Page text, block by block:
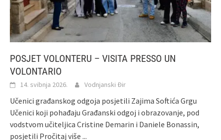
POSJET VOLONTERU – VISITA PRESSO UN
VOLONTARIO
14. svibnja 2026. Vodnjanski Đir
Učenici građanskog odgoja posjetili Zajima Softića Grgu
Učenici koji pohađaju Građanski odgoj i obrazovanje, pod
vodstvom učiteljica Cristine Demarin i Daniele Bonassin,
posjetili Pročitaj više ...